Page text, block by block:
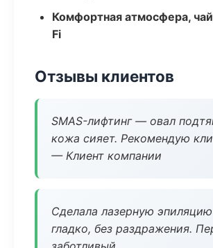
Комфортная атмосфера,
Fi
Отзывы клиентов
SMAS-лифтинг — овал
кожа сияет. Рекомендую
— Клиент компании
Сделала лазерную
гладко, без раздражения.